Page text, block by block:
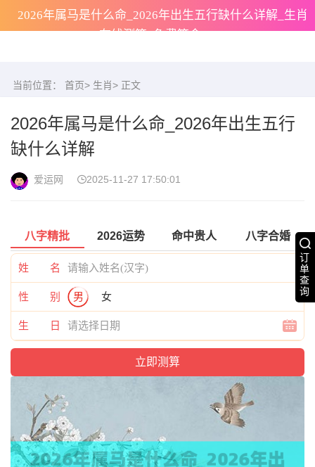
2026年属马是什么命_2026年出生五行缺什么详解_生肖
在线测算_免费算命
订
单
查
询
当前位置： 首页> 生肖> 正文
2026年属马是什么命_2026年出生五行
缺什么详解
爱运网 2025-11-27 17:50:01
八字精批 2026运势 命中贵人 八字合婚
姓 名
性 别 男 女
生 日